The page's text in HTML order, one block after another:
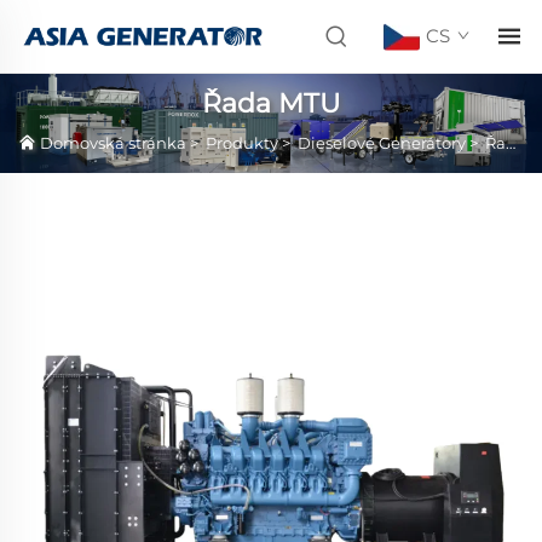
CS
Řada MTU
Domovská stránka>Produkty>Dieselové Generátory >Řada MTU